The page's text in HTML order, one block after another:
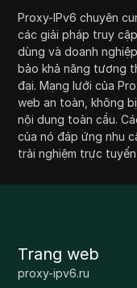
Proxy-IPv6 chuyên
các giải pháp truy
dùng và doanh
bảo khả năng tương
đại. Mạng lưới của
web an toàn, không
nội dung toàn cầu.
của nó đáp ứng nhu
trải nghiệm trực
Trang web
proxy-ipv6.ru